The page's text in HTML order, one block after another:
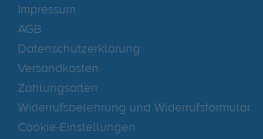
Impressum
AGB
Datenschutzerklärung
Versandkosten
Zahlungsarten
Widerrufsbelehrung und Widerrufsformular
Cookie-Einstellungen